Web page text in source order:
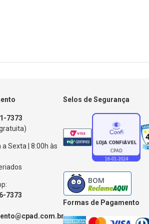
7373
a Sexta | 8:00h às
7373
Selos de Segurança
Formas de Pagamento